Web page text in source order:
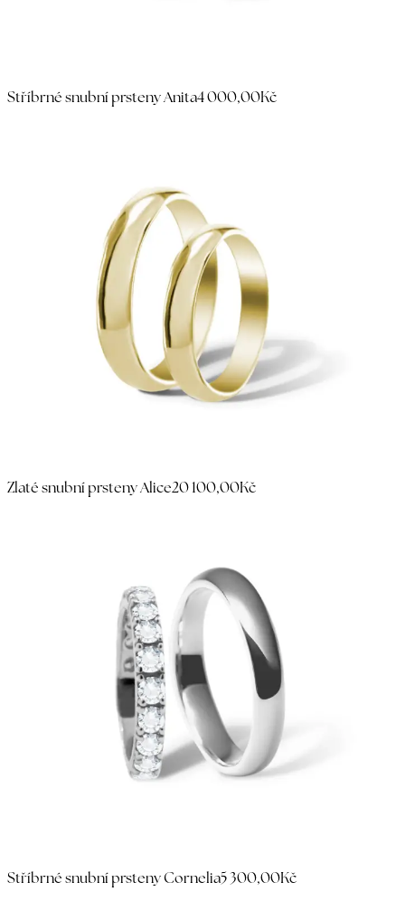
Stříbrné snubní prsteny Anita4 000,00Kč
Zlaté snubní prsteny Alice20 100,00Kč
Stříbrné snubní prsteny Cornelia5 300,00Kč